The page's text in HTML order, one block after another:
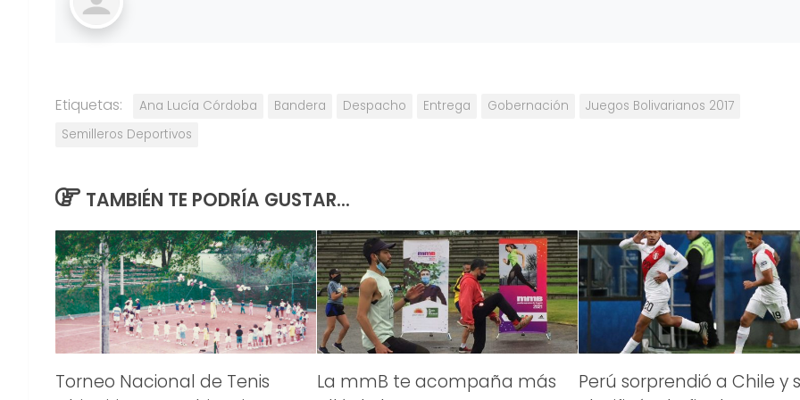
Etiquetas: Ana Lucía Córdoba Bandera Despacho Entrega Gobernación
Juegos Bolivarianos 2017
Semilleros Deportivos
TAMBIÉN TE PODRÍA GUSTAR...
Torneo Nacional de Tenis
La mmB te acompaña más
Perú sorprendió a Chile y